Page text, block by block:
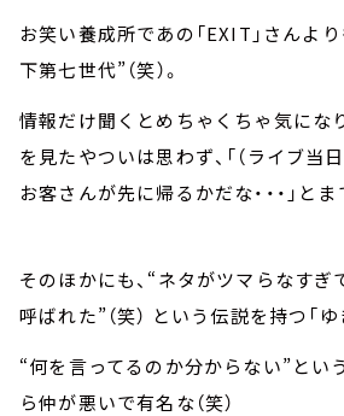
お笑い養成所であの「EXIT」さんよ
下第七世代”（笑）。
情報だけ聞くとめちゃくちゃ気にな
を見たやついは思わず、「（ライブ当
お客さんが先に帰るかだな・・・」とま
そのほかにも、“ネタがツマらなすぎ
呼ばれた”（笑） という伝説を持つ「
“何を言ってるのか分からない”とい
ら仲が悪いで有名な（笑）